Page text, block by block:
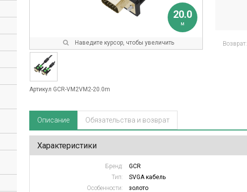
20.0
м
Наведите курсор, чтобы увеличить
Артикул GCR-VM2VM2-20.0m
Возврат:
Описание Обязательства и возврат
Характеристики
Бренд:
GCR
Тип:
SVGA кабель
Особенности:
золото